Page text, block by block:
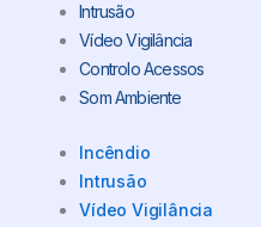
Intrusão
Vídeo Vigilância
Controlo Acessos
Som Ambiente
Incêndio
Intrusão
Vídeo Vigilância